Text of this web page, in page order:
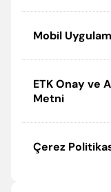
Mobil
ETK Onay ve
Metni
Çerez